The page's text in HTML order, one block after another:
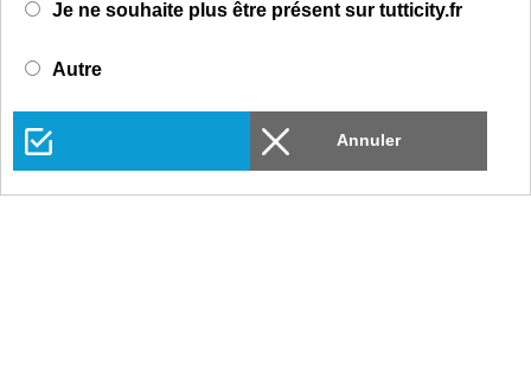
Je ne souhaite plus être présent sur tutticity.fr
Autre
Annuler